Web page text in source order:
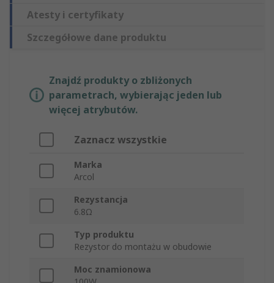
Atesty i certyfikaty
Szczegółowe dane produktu
Znajdź produkty o zbliżonych
parametrach, wybierając jeden lub
więcej atrybutów.
Zaznacz wszystkie
Marka
Arcol
Rezystancja
6.8Ω
Typ produktu
Rezystor do montażu w obudowie
Moc znamionowa